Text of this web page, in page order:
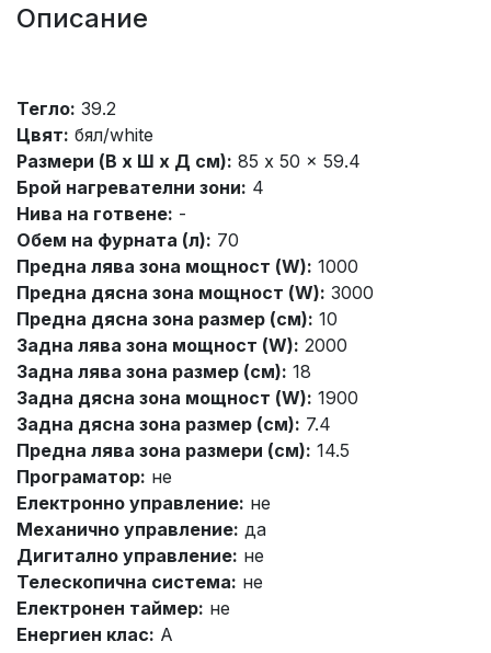
Описание
Тегло: 39.2
Цвят: бял/white
Размери (В х Ш х Д см): 85 x 50 x 59.4
Брой нагревателни зони: 4
Нива на готвене: -
Обем на фурната (л): 70
Предна лява зона мощност (W): 1000
Предна дясна зона мощност (W): 3000
Предна дясна зона размер (см): 10
Задна лява зона мощност (W): 2000
Задна лява зона размер (см): 18
Задна дясна зона мощност (W): 1900
Задна дясна зона размер (см): 7.4
Предна лява зона размери (см): 14.5
Програматор: не
Електронно управление: не
Механично управление: да
Дигитално управление: не
Телескопична система: не
Електронен таймер: не
Енергиен клас: A